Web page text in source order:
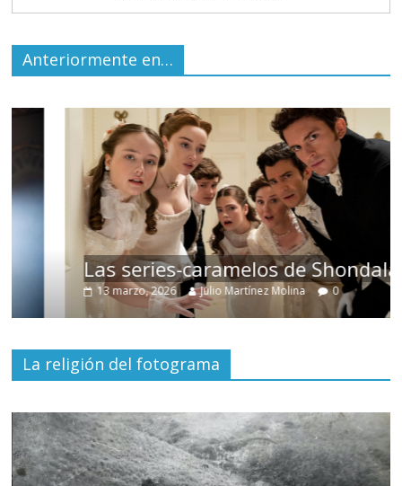
Anteriormente en…
Las series-caramelos de Shondaland
13 marzo, 2026 Julio Martínez Molina 0
La religión del fotograma